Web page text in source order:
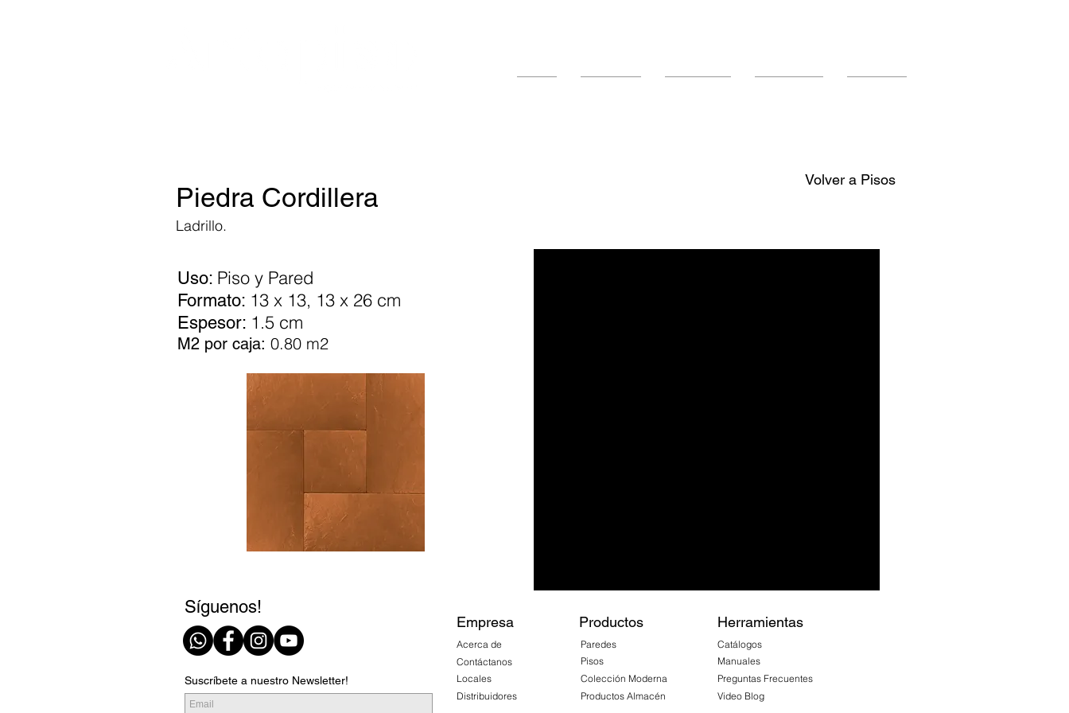
Piedra Cordillera
Volver a Pisos
Ladrillo.
Uso: Piso y Pared
Formato: 13 x 13, 13 x 26 cm
Espesor: 1.5 cm
M2 por caja: 0.80 m2
Síguenos!
Empresa
Acerca de
Contáctanos
Suscríbete a nuestro Newsletter!
Locales
Distribuidores
Productos
Paredes
Pisos
Colección Moderna
Productos Almacén
Herramientas
Catálogos
Manuales
Preguntas Frecuentes
Video Blog